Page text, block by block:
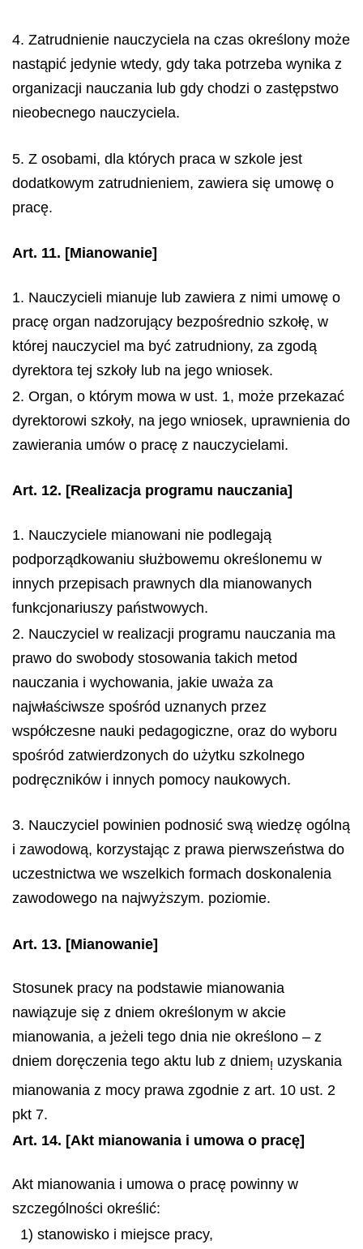
4. Zatrudnienie nauczyciela na czas określony może
nastąpić jedynie wtedy, gdy taka potrzeba wynika z
organizacji nauczania lub gdy chodzi o zastępstwo
nieobecnego nauczyciela.
5. Z osobami, dla których praca w szkole jest
dodatkowym zatrudnieniem, zawiera się umowę o
pracę.
Art. 11. [Mianowanie]
1. Nauczycieli mianuje lub zawiera z nimi umowę o
pracę organ nadzorujący bezpośrednio szkołę, w
której nauczyciel ma być zatrudniony, za zgodą
dyrektora tej szkoły lub na jego wniosek.
2. Organ, o którym mowa w ust. 1, może przekazać
dyrektorowi szkoły, na jego wniosek, uprawnienia do
zawierania umów o pracę z nauczycielami.
Art. 12. [Realizacja programu nauczania]
1. Nauczyciele mianowani nie podlegają
podporządkowaniu służbowemu określonemu w
innych przepisach prawnych dla mianowanych
funkcjonariuszy państwowych.
2. Nauczyciel w realizacji programu nauczania ma
prawo do swobody stosowania takich metod
nauczania i wychowania, jakie uważa za
najwłaściwsze spośród uznanych przez
współczesne nauki pedagogiczne, oraz do wyboru
spośród zatwierdzonych do użytku szkolnego
podręczników i innych pomocy naukowych.
3. Nauczyciel powinien podnosić swą wiedzę ogólną
i zawodową, korzystając z prawa pierwszeństwa do
uczestnictwa we wszelkich formach doskonalenia
zawodowego na najwyższym. poziomie.
Art. 13. [Mianowanie]
Stosunek pracy na podstawie mianowania
nawiązuje się z dniem określonym w akcie
mianowania, a jeżeli tego dnia nie określono – z
dniem doręczenia tego aktu lub z dniem! uzyskania
mianowania z mocy prawa zgodnie z art. 10 ust. 2
pkt 7.
Art. 14. [Akt mianowania i umowa o pracę]
Akt mianowania i umowa o pracę powinny w
szczególności określić:
1) stanowisko i miejsce pracy,